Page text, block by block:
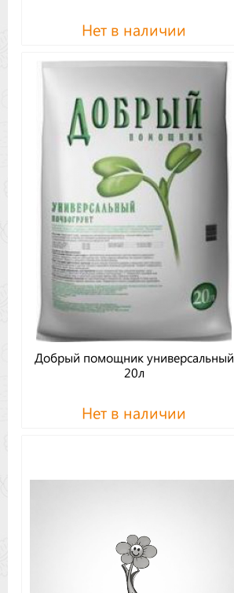
Нет в наличии
Добрый помощник универсальный
20л
Нет в наличии